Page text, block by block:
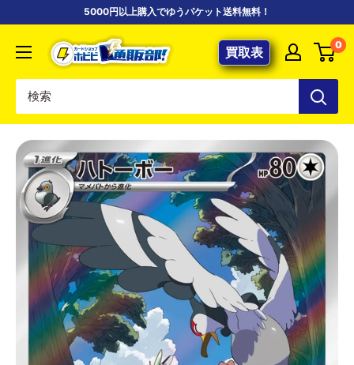
5000円以上購入でゆうパケット送料無料！
【ポ
ケ
専
門
カ
ー
ド
シ
ョ
ッ
プ
ホ
ビ
ビ
買取表 0